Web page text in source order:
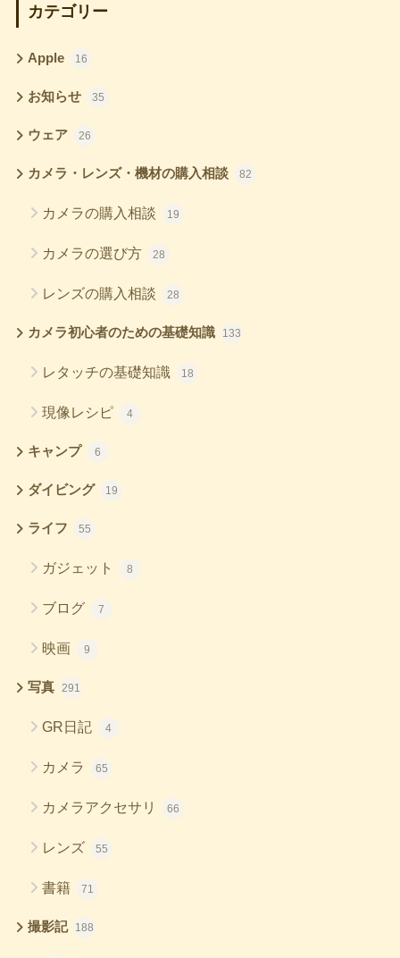
カテゴリー
Apple 16
お知らせ 35
ウェア 26
カメラ・レンズ・機材の購入相談 82
カメラの購入相談 19
カメラの選び方 28
レンズの購入相談 28
カメラ初心者のための基礎知識 133
レタッチの基礎知識 18
現像レシピ 4
キャンプ 6
ダイビング 19
ライフ 55
ガジェット 8
ブログ 7
映画 9
写真 291
GR日記 4
カメラ 65
カメラアクセサリ 66
レンズ 55
書籍 71
撮影記 188